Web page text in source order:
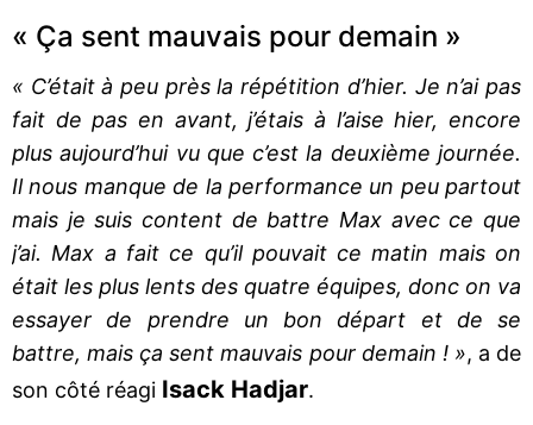
« Ça sent mauvais pour demain »
« C’était à peu près la répétition d’hier. Je n’ai pas
fait de pas en avant, j’étais à l’aise hier, encore
plus aujourd’hui vu que c’est la deuxième journée.
Il nous manque de la performance un peu partout
mais je suis content de battre Max avec ce que
j’ai. Max a fait ce qu’il pouvait ce matin mais on
était les plus lents des quatre équipes, donc on va
essayer de prendre un bon départ et de se
battre, mais ça sent mauvais pour demain ! », a de
son côté réagi Isack Hadjar.